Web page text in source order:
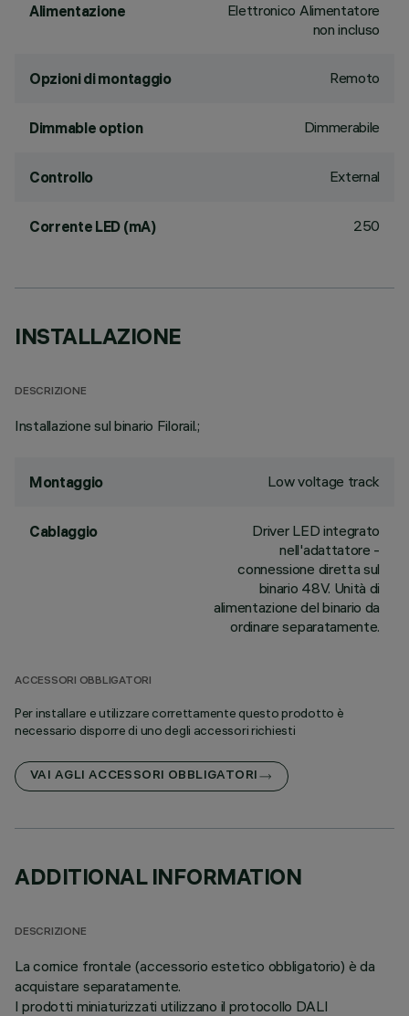
Alimentazione
Elettronico Alimentatore
non incluso
Opzioni di montaggio Remoto
Dimmable option Dimmerabile
Controllo External
Corrente LED (mA) 250
INSTALLAZIONE
DESCRIZIONE
Installazione sul binario Filorail.;
Montaggio Low voltage track
Cablaggio
Driver LED integrato
nell'adattatore -
connessione diretta sul
binario 48V. Unità di
alimentazione del binario da
ordinare separatamente.
ACCESSORI OBBLIGATORI
Per installare e utilizzare correttamente questo prodotto è
necessario disporre di uno degli accessori richiesti
VAI AGLI ACCESSORI OBBLIGATORI
ADDITIONAL INFORMATION
DESCRIZIONE
La cornice frontale (accessorio estetico obbligatorio) è da
acquistare separatamente.
I prodotti miniaturizzati utilizzano il protocollo DALI